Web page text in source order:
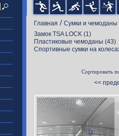
Главная / Cумки и чемоданы
Замок TSA LOCK (1)
Пластиковые чемоданы (43)
Cпортивные сумки на
Сортировать
<<